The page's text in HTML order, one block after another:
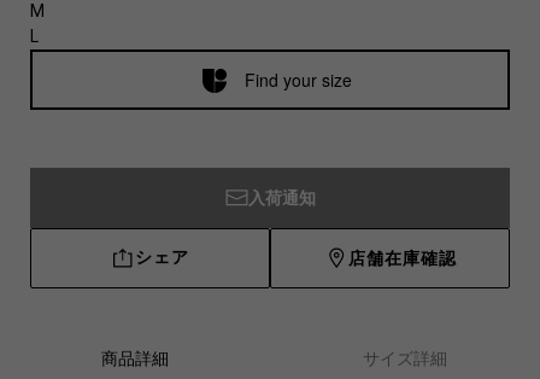
M
Find your size
入荷通知
シェア 店舗在庫確認
商品詳細 サイズ詳細